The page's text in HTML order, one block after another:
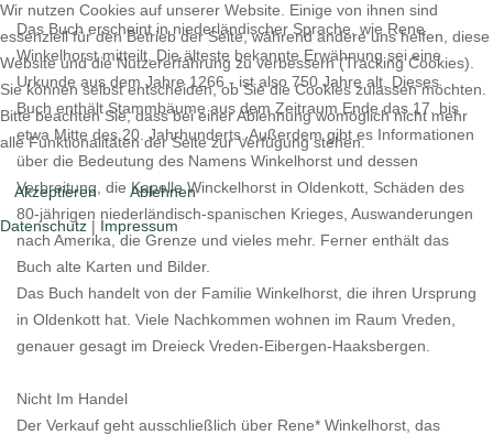
Das Buch erscheint in niederländischer Sprache, wie Rene
Winkelhorst mitteilt. Die älteste bekannte Erwähnung sei eine
Urkunde aus dem Jahre 1266 - ist also 750 Jahre alt. Dieses
Buch enthält Stammbäume aus dem Zeitraum Ende das 17. bis
etwa Mitte des 20. Jahrhunderts. Außerdem gibt es Informationen
über die Bedeutung des Namens Winkelhorst und dessen
Verbreitung, die Kapelle Winckelhorst in Oldenkott, Schäden des
80-jährigen niederländisch-spanischen Krieges, Auswanderungen
nach Amerika, die Grenze und vieles mehr. Ferner enthält das
Buch alte Karten und Bilder.
Das Buch handelt von der Familie Winkelhorst, die ihren Ursprung
in Oldenkott hat. Viele Nachkommen wohnen im Raum Vreden,
genauer gesagt im Dreieck Vreden-Eibergen-Haaksbergen.
Nicht Im Handel
Der Verkauf geht ausschließlich über Rene* Winkelhorst, das
Wir nutzen Cookies auf unserer Website. Einige von ihnen sind
essenziell für den Betrieb der Seite, während andere uns helfen, diese
Website und die Nutzererfahrung zu verbessern (Tracking Cookies).
Sie können selbst entscheiden, ob Sie die Cookies zulassen möchten.
Bitte beachten Sie, dass bei einer Ablehnung womöglich nicht mehr
alle Funktionalitäten der Seite zur Verfügung stehen.
Akzeptieren
Ablehnen
Datenschutz | Impressum